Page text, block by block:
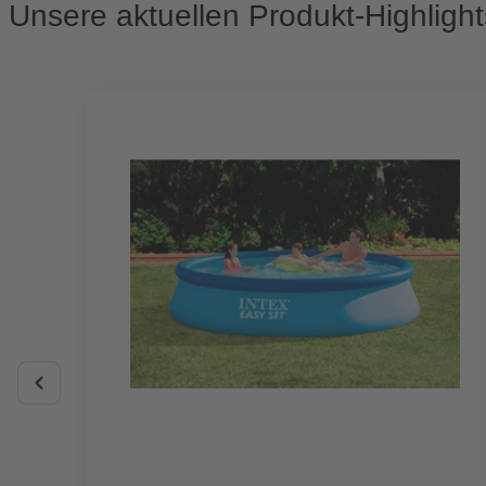
Unsere aktuellen Produkt-